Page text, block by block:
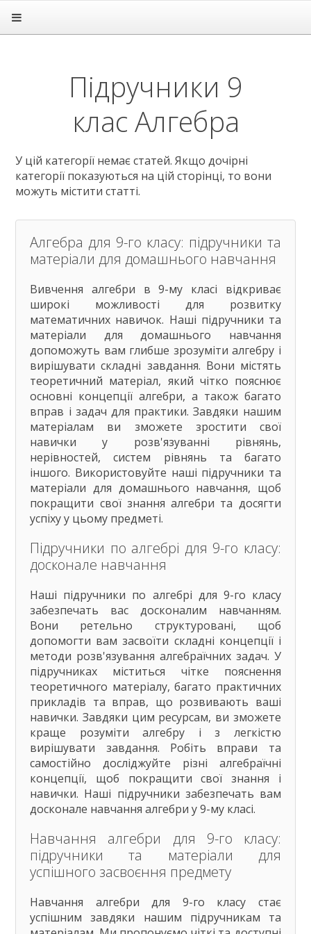
Підручники
7 клас
8 клас
9 клас
Біологія
Всесвітня історія
Геометрія
Громадянська освіта
Зарубіжна література
Здоров'я
Інформатика
Іспанська мова
Історія України
Література
Математика
Мови нац. меншин
Мистецтво
Німецька мова
Підприємництво
Правознавство
Технології
Українська література
Українська мова
Фізика
Французька мова
Хімія
10 клас
11 клас
ГДЗ
Статті
Зв'язок
Політика
Підручники 9
клас Алгебра
У цій категорії немає статей. Якщо дочірні
категорії показуються на цій сторінці, то вони
можуть містити статті.
Алгебра для 9-го класу: підручники та
матеріали для домашнього навчання
Вивчення алгебри в 9-му класі відкриває
широкі можливості для розвитку
математичних навичок. Наші підручники та
матеріали для домашнього навчання
допоможуть вам глибше зрозуміти алгебру і
вирішувати складні завдання. Вони містять
теоретичний матеріал, який чітко пояснює
основні концепції алгебри, а також багато
вправ і задач для практики. Завдяки нашим
матеріалам ви зможете зростити свої
навички у розв'язуванні рівнянь,
нерівностей, систем рівнянь та багато
іншого. Використовуйте наші підручники та
матеріали для домашнього навчання, щоб
покращити свої знання алгебри та досягти
успіху у цьому предметі.
Підручники по алгебрі для 9-го класу:
досконале навчання
Наші підручники по алгебрі для 9-го класу
забезпечать вас досконалим навчанням.
Вони ретельно структуровані, щоб
допомогти вам засвоїти складні концепції і
методи розв'язування алгебраїчних задач. У
підручниках міститься чітке пояснення
теоретичного матеріалу, багато практичних
прикладів та вправ, що розвивають ваші
навички. Завдяки цим ресурсам, ви зможете
краще розуміти алгебру і з легкістю
вирішувати завдання. Робіть вправи та
самостійно досліджуйте різні алгебраїчні
концепції, щоб покращити свої знання і
навички. Наші підручники забезпечать вам
досконале навчання алгебри у 9-му класі.
Навчання алгебри для 9-го класу:
підручники та матеріали для
успішного засвоєння предмету
Навчання алгебри для 9-го класу стає
успішним завдяки нашим підручникам та